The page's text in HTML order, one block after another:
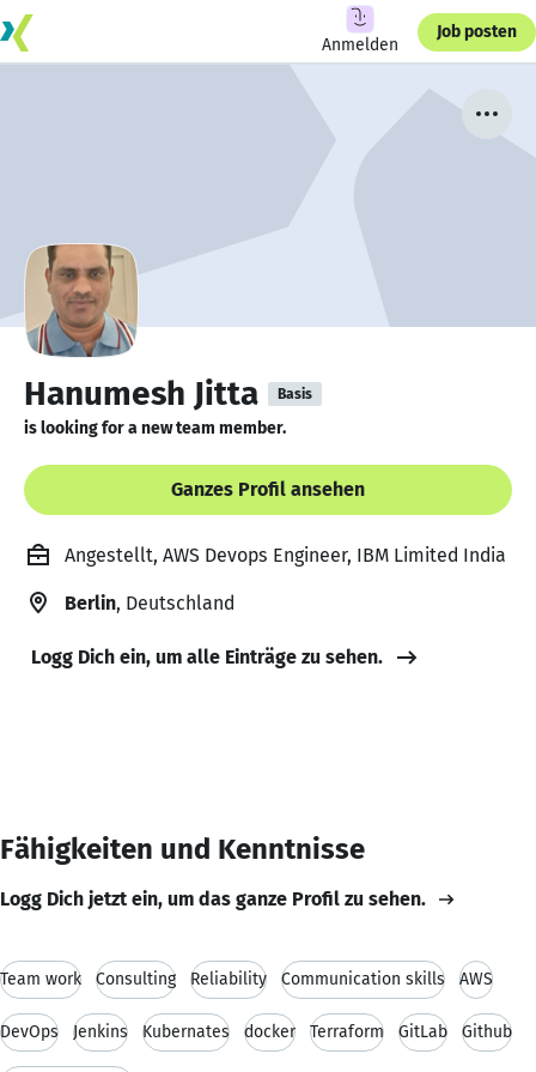
Anmelden
Job posten
Hanumesh Jitta Basis
is looking for a new team member.
Ganzes Profil ansehen
Angestellt, AWS Devops Engineer, IBM Limited India
Berlin, Deutschland
Logg Dich ein, um alle Einträge zu sehen.
Fähigkeiten und Kenntnisse
Logg Dich jetzt ein, um das ganze Profil zu sehen.
Team work Consulting Reliability Communication skills AWS
DevOps Jenkins Kubernates docker Terraform GitLab Github